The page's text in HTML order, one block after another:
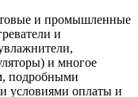
и промышленные
и
и многое
подробными
условиями оплаты и